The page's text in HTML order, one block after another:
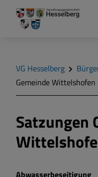
Formulare
Pässe und
VG Hesselberg
Gemeinde Wittelshofen
Satzungen
Abwasserbeseitigung